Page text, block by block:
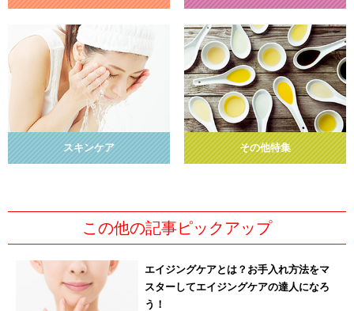
スキンケア その他特集
この他の記事ピックアップ
エイジングケアとは？お手入れ方法をマ
スターしてエイジングケアの達人になろ
う！